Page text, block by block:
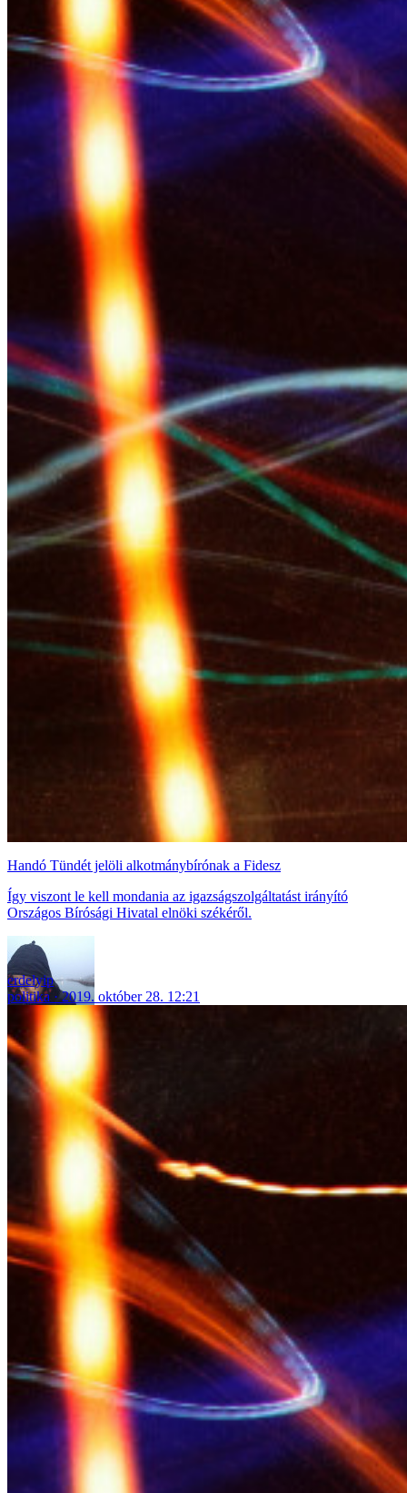
Handó Tündét jelöli alkotmánybírónak a Fidesz
Így viszont le kell mondania az igazságszolgáltatást irányító
Országos Bírósági Hivatal elnöki székéről.
erdelyip
politika
2019. október 28. 12:21